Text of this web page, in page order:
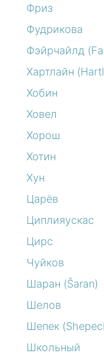
Фриз
Фудрикова
Фэйрчайлд
Хартлайн
Хобин
Ховел
Хорош
Хотин
Хун
Царёв
Циплияускас
Цирс
Чуйков
Шаран (Šaran)
Шелов
Шепек
Школьный